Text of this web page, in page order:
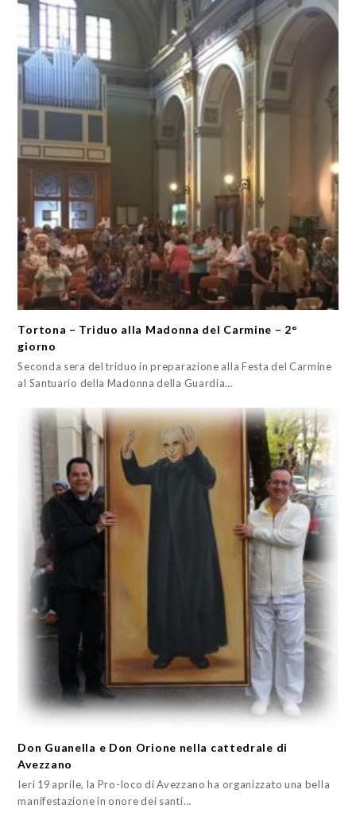
Tortona – Triduo alla Madonna del Carmine – 2°
giorno
Seconda sera del triduo in preparazione alla Festa del Carmine
al Santuario della Madonna della Guardia…
Don Guanella e Don Orione nella cattedrale di
Avezzano
Ieri 19 aprile, la Pro-loco di Avezzano ha organizzato una bella
manifestazione in onore dei santi…